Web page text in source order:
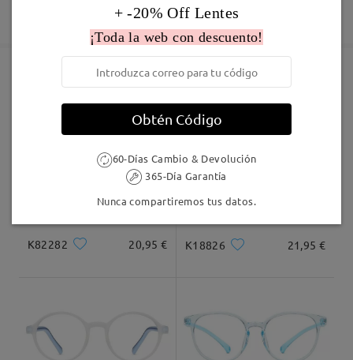
5-7 días laborales detalles
Garantía de 365 días
Descubrir Más
K82282 20,95 € K18826 21,95 €
+ -20% Off Lentes
¡Toda la web con descuento!
Obtén Código
60-Días Cambio & Devolución
365-Día Garantía
Nunca compartiremos tus datos.